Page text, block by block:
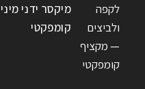
מיקסר ידני
קומפקטי